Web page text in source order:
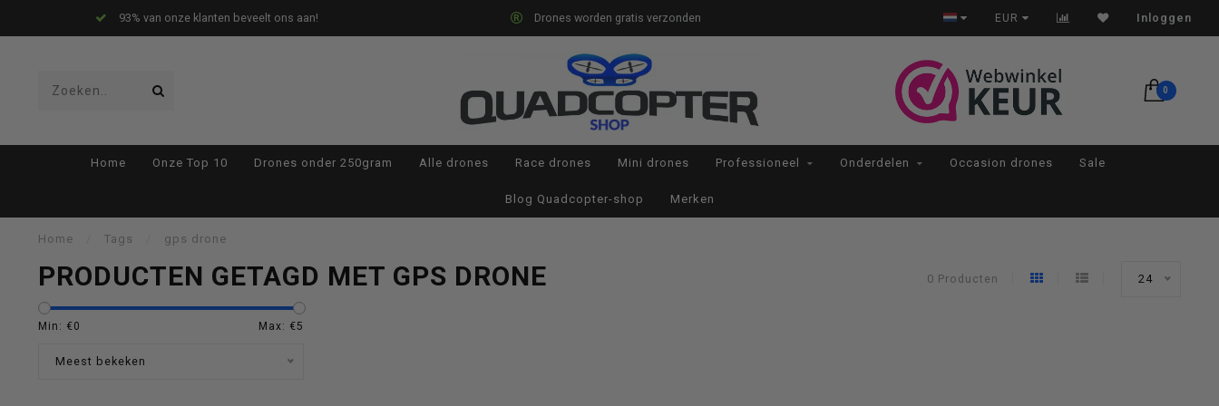
93% van onze klanten beveelt ons aan! Drones worden gratis verzonden Op werkdagen voor 22:00 besteld, morgen in huis*
EUR Inloggen
pijltjes
0
Home Onze Top 10 Drones onder 250gram Alle drones Race drones Mini drones Professioneel Onderdelen Occasion drones Sale
Blog Quadcopter-shop Merken
Home Tags gps drone
PRODUCTEN GETAGD MET GPS DRONE 0 Producten 24
Min: €0 Max: €5
Meest bekeken